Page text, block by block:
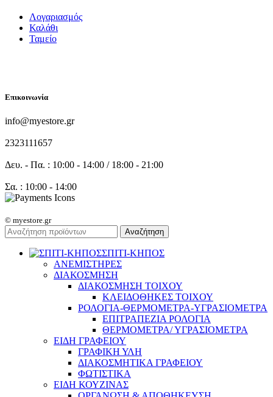
Λογαριασμός
Καλάθι
Ταμείο
Επικοινωνία
info@myestore.gr
2323111657
Δευ. - Πα. : 10:00 - 14:00 / 18:00 - 21:00
Σα. : 10:00 - 14:00
© myestore.gr
Αναζήτηση
ΣΠΙΤΙ-ΚΗΠΟΣ
ΑΝΕΜΙΣΤΗΡΕΣ
ΔΙΑΚΟΣΜΗΣΗ
ΔΙΑΚΟΣΜΗΣΗ ΤΟΙΧΟΥ
ΚΛΕΙΔΟΘΗΚΕΣ ΤΟΙΧΟΥ
ΡΟΛΟΓΙΑ-ΘΕΡΜΟΜΕΤΡΑ-ΥΓΡΑΣΙΟΜΕΤΡΑ
ΕΠΙΤΡΑΠΕΖΙΑ ΡΟΛΟΓΙΑ
ΘΕΡΜΟΜΕΤΡΑ/ ΥΓΡΑΣΙΟΜΕΤΡΑ
ΕΙΔΗ ΓΡΑΦΕΙΟΥ
ΓΡΑΦΙΚΗ ΥΛΗ
ΔΙΑΚΟΣΜΗΤΙΚΑ ΓΡΑΦΕΙΟΥ
ΦΩΤΙΣΤΙΚΑ
ΕΙΔΗ ΚΟΥΖΙΝΑΣ